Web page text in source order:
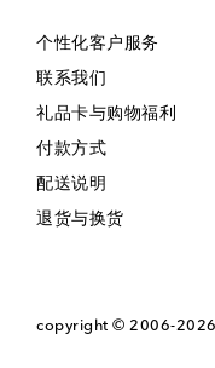
个性化客户服务
联系我们
礼品卡与购物福利
付款方式
配送说明
退货与换货
copyright © 2006-2026